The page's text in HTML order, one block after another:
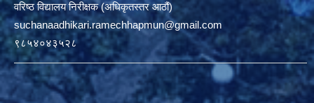
वरिष्ठ विद्यालय निरीक्षक (अधिकृतस्तर आठौं)
suchanaadhikari.ramechhapmun@gmail.com
९८५४०४३५२८